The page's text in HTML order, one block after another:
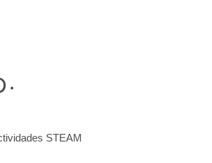
STEAM